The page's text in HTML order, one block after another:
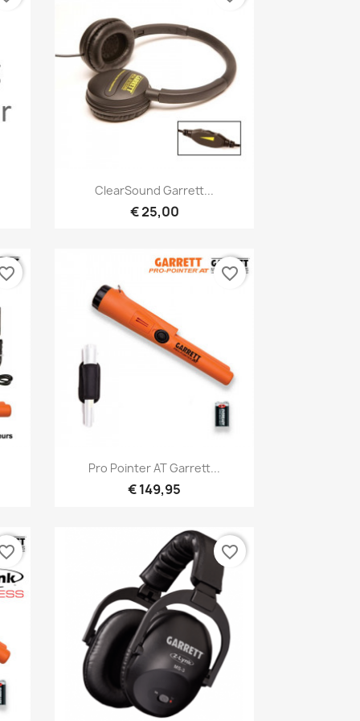
Snel bekijken
ClearSound Garrett...
€ 25,00
Snel bekijken
Pro Pointer AT Garrett...
€ 149,95
favorite_border
favorite_border